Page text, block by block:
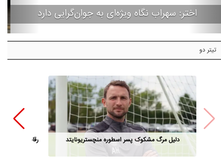
اختر: سهراب نگاه ویژه‌ای به جوان‌گرایی دارد
تیتر دو
دلیل مرگ مشکوک پسر اسطوره منچستریونایتد رقابت مدیران